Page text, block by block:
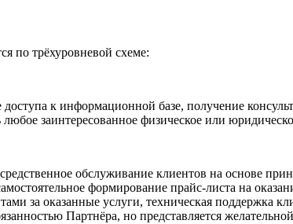
по трёхуровневой схеме:
доступа к информационной базе, получение
заинтересованное физическое или
обслуживание клиентов на основе
формирование прайс-листа на
за оказанные услуги, техническая
Партнёра, но представляется